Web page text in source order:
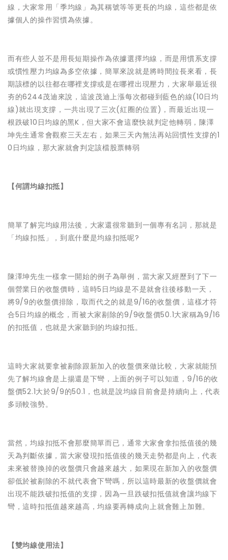
線，大家常用「季均線」為其稱號等等更長的均線，這些都是依
據個人的操作習慣為依據。
而有些人並不是用長短期操作為依據選擇均線，而是用慣系支撐
或慣性壓力均線為多空依據，簡單來說就是將時間拉長來看，長
期該標的以往都在哪裡支撐或是在哪裡出現壓力，大家舉最近很
夯的6244茂迪來說，這波茂迪上漲每次都碰到藍色的線(10日均
線)就出現支撐，一共出現了三次(紅圈的位置)，而最近出現一
根跌破10日均線的黑K，但大家不會這麼快就判定他轉弱，陳澤
坤先生通常會觀察三天左右，如果三天內無法再站回慣性支撐的1
0日均線，那大家就會判定該檔股票轉弱
【何謂均線扣抵】
簡單了解完均線用法後，大家還很常聽到一個專有名詞，那就是
「均線扣抵」，到底什麼是均線扣抵呢?
陳澤坤先生一樣拿一開始的例子為舉例，當大家又經歷到了下一
個營業日的收盤價時，這時5日均線是不是就會往後移動一天，
將9/9的收盤價排除，取而代之的就是9/16的收盤價，這樣才符
合5日均線的概念，而被大家剔除的9/9收盤價50.1大家稱為9/16
的扣抵值，也就是大家聽到的均線扣抵。
這時大家就要拿被剔除跟新加入的收盤價來做比較，大家就能預
先了解均線會是上揚還是下彎，上面的例子可以知道，9/16的收
盤價52.1大於9/9的50.1，也就是說均線目前會是持續向上，代表
多頭較強勢。
當然，均線扣抵不會那麼簡單而已，通常大家會拿扣抵值後的幾
天為判斷依據，當大家發現扣抵值後的幾天走勢都是向上，代表
未來被替換掉的收盤價只會越來越大，如果現在新加入的收盤價
卻低於被剔除的不就代表會下彎嗎，所以這時最新的收盤價就會
出現不能跌破扣抵值的支撐，因為一旦跌破扣抵值就會讓均線下
彎，這時扣抵值越來越高，均線要再轉成向上就會難上加難。
【雙均線使用法】